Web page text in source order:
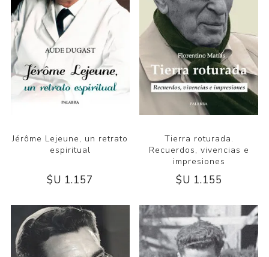
Jérôme Lejeune, un retrato
espiritual
$U 1.157
Tierra roturada.
Recuerdos, vivencias e
impresiones
$U 1.155